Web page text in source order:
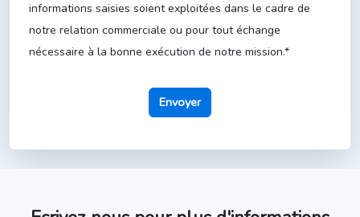
informations saisies soient exploitées dans le cadre de
notre relation commerciale ou pour tout échange
nécessaire à la bonne exécution de notre mission.*
Envoyer